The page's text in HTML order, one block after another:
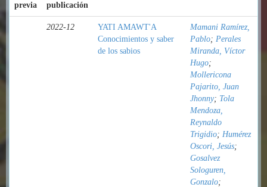
previa
publicación
2022-12
YATI AMAWT'A
Conocimientos y saber
de los sabios
Mamani Ramírez,
Pablo; Perales
Miranda, Víctor
Hugo;
Mollericona
Pajarito, Juan
Jhonny; Tola
Mendoza,
Reynaldo
Trigidio; Humérez
Oscori, Jesús;
Gosalvez
Sologuren,
Gonzalo;